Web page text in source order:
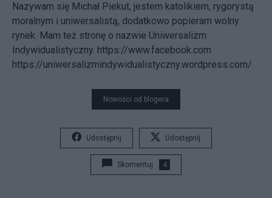
Nazywam się Michał Piekut, jestem katolikiem, rygorystą
moralnym i uniwersalistą, dodatkowo popieram wolny
rynek. Mam też stronę o nazwie Uniwersalizm
Indywidualistyczny. https://www.facebook.com
https://uniwersalizmindywidualistyczny.wordpress.com/
Nowości od blogera
Udostępnij Udostępnij
Skomentuj 4